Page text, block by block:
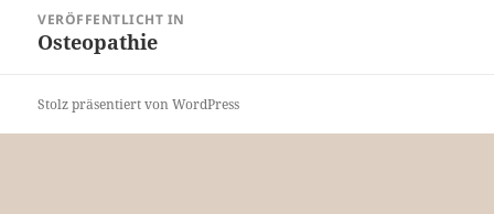
VERÖFFENTLICHT IN
Osteopathie
Stolz präsentiert von WordPress